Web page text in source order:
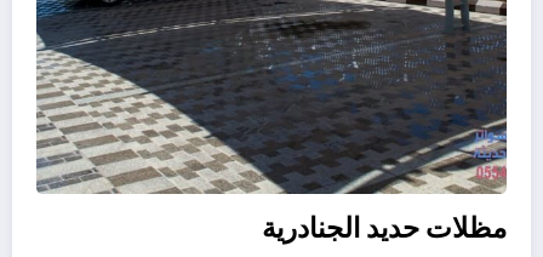
مظلات حديد الجنادرية